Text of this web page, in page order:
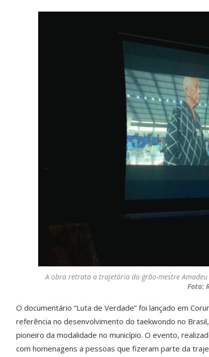
A obra retrata a trajetória do grão-mestre
Foto:
O documentário “Luta de Verdade” foi lançado em
referência no desenvolvimento do taekwondo no
pioneiro da modalidade no município. O evento,
com homenagens a pessoas que fizeram parte da